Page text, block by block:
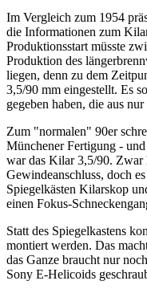
Im Vergleich zum 1954
die Informationen zum
Produktionsstart müsste
Produktion des
liegen, denn zu dem
3,5/90 mm eingestellt. Es
gegeben haben, die aus
Zum "normalen" 90er
Münchener Fertigung -
war das Kilar 3,5/90.
Gewindeanschluss, doch
Spiegelkästen Kilarskop
einen Fokus-
Statt des Spiegelkastens
montiert werden. Das
das Ganze braucht nur
Sony E-Helicoids